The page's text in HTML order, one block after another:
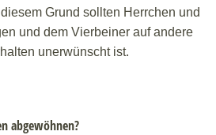
Grund sollten Herrchen und
und dem Vierbeiner auf andere
unerwünscht ist.
abgewöhnen?